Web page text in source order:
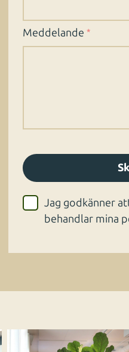
Meddelande *
Jag godkänner
behandlar mina